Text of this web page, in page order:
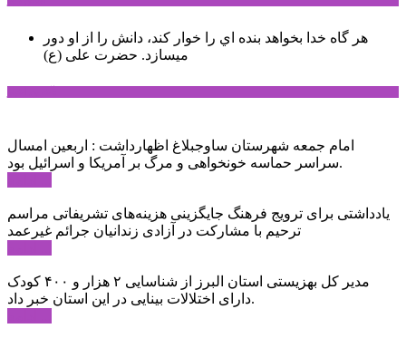
هر گاه خدا بخواهد بنده اي را خوار كند، دانش را از او دور
میسازد. حضرت علی (ع)
امام جمعه شهرستان ساوجبلاغ اظهارداشت : اربعین امسال
سراسر حماسه خونخواهی و مرگ بر آمریکا و اسرائیل بود.
یادداشتی برای ترویج فرهنگ جایگزینی هزینه‌های تشریفاتی مراسم
ترحیم با مشارکت در آزادی زندانیان جرائم غیرعمد
مدیر کل بهزیستی استان البرز از شناسایی ۲ هزار و ۴۰۰ کودک
دارای اختلالات بینایی در این استان خبر داد.